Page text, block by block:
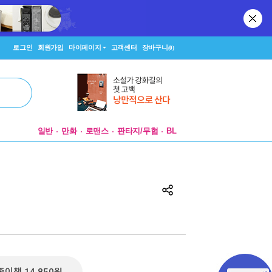
로그인 회원가입 마이페이지 고객센터 장바구니(0)
일반 만화 로맨스 판타지/무협 BL